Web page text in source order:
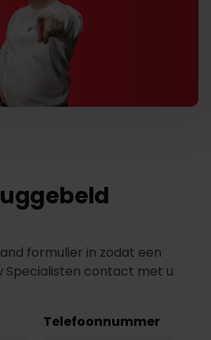
formulier in zodat een
Specialisten contact met u
Telefoonnummer